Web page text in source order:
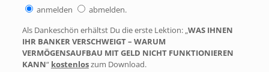
anmelden
abmelden.
Als Dankeschön erhältst Du die erste Lektion: „WAS IHNEN
IHR BANKER VERSCHWEIGT – WARUM
VERMÖGENSAUFBAU MIT GELD NICHT FUNKTIONIEREN
KANN“ kostenloszum Download.